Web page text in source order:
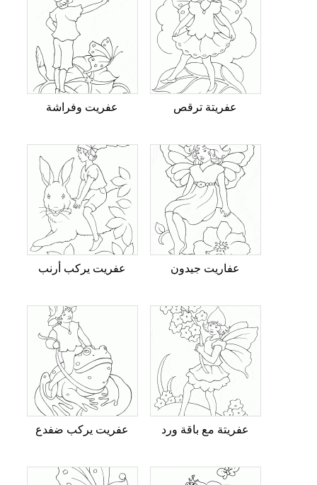
عفريت وفراشة عفريتة ترقص
عفريت يركب أرنب عفاريت جيدون
عفريت يركب ضفدع عفريتة مع باقة ورد